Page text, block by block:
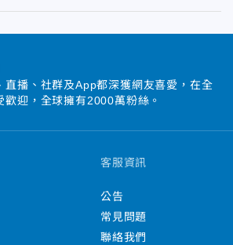
直播、社群及App都深獲網友喜愛，在全
歡迎，全球擁有2000萬粉絲。
客服資訊
公告
常見問題
聯絡我們